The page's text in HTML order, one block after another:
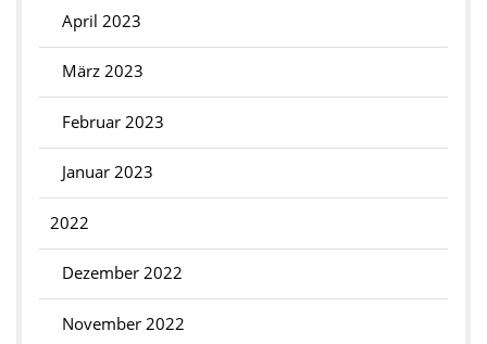
April 2023
März 2023
Februar 2023
Januar 2023
2022
Dezember 2022
November 2022